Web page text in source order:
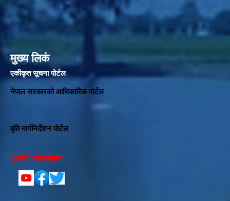
मुख्य लिकं
एकीकृत सूचना पोर्टल
नेपाल सरकारको आधिकारिक पोर्टल
वृति मार्गनिर्देशन पोर्टल
गुनासो व्यवस्थापन